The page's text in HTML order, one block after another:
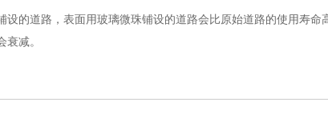
的道路，表面用玻璃微珠铺设的道路会比原始道路的使用寿命
减。